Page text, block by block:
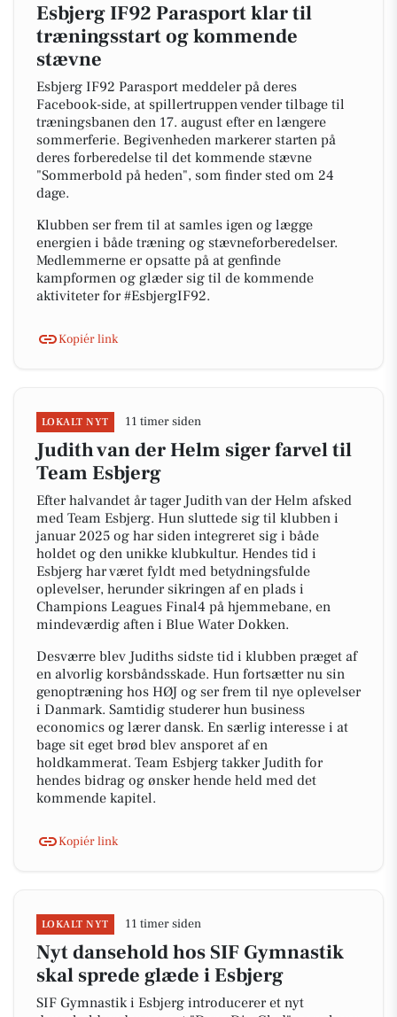
Esbjerg IF92 Parasport klar til
træningsstart og kommende
stævne
Esbjerg IF92 Parasport meddeler på deres
Facebook-side, at spillertruppen vender tilbage til
træningsbanen den 17. august efter en længere
sommerferie. Begivenheden markerer starten på
deres forberedelse til det kommende stævne
"Sommerbold på heden", som finder sted om 24
dage.
Klubben ser frem til at samles igen og lægge
energien i både træning og stævneforberedelser.
Medlemmerne er opsatte på at genfinde
kampformen og glæder sig til de kommende
aktiviteter for #EsbjergIF92.
Kopiér link
LOKALT NYT 11 timer siden
Judith van der Helm siger farvel til
Team Esbjerg
Efter halvandet år tager Judith van der Helm afsked
med Team Esbjerg. Hun sluttede sig til klubben i
januar 2025 og har siden integreret sig i både
holdet og den unikke klubkultur. Hendes tid i
Esbjerg har været fyldt med betydningsfulde
oplevelser, herunder sikringen af en plads i
Champions Leagues Final4 på hjemmebane, en
mindeværdig aften i Blue Water Dokken.
Desværre blev Judiths sidste tid i klubben præget af
en alvorlig korsbåndsskade. Hun fortsætter nu sin
genoptræning hos HØJ og ser frem til nye oplevelser
i Danmark. Samtidig studerer hun business
economics og lærer dansk. En særlig interesse i at
bage sit eget brød blev ansporet af en
holdkammerat. Team Esbjerg takker Judith for
hendes bidrag og ønsker hende held med det
kommende kapitel.
Kopiér link
LOKALT NYT 11 timer siden
Nyt dansehold hos SIF Gymnastik
skal sprede glæde i Esbjerg
SIF Gymnastik i Esbjerg introducerer et nyt